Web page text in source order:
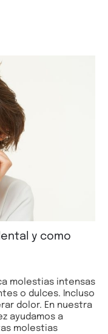
y como
molestias intensas
o dulces. Incluso
dolor. En nuestra
ayudamos a
molestias